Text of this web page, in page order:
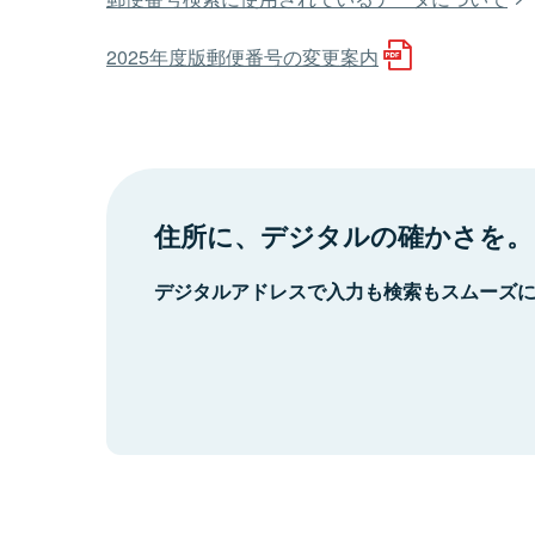
2025年度版郵便番号の変更案内
住所に、デジタルの確かさを。
デジタルアドレスで入力も検索もスムーズ